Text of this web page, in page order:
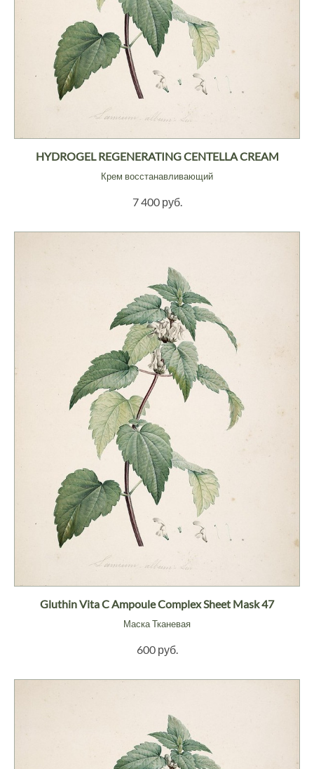
HYDROGEL REGENERATING CENTELLA CREAM
Крем восстанавливающий
7 400 руб.
Gluthin Vita C Ampoule Complex Sheet Mask 47
Маска Тканевая
600 руб.